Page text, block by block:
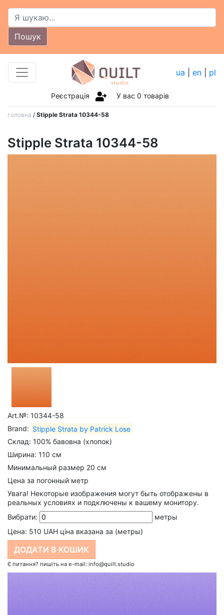
Пошук
ua en pl
Реєстрація У вас 0 товарів
головна / Stipple Strata 10344-58
Stipple Strata 10344-58
Art.№: 10344-58
Brand: Stipple Strata by Patrick Lose
Склад: 100% бавовна (хлопок)
Ширина: 110 см
Минимальный размер 20 см
Цена за погонный метр
Увага! Некоторые изображения могут быть отображены в
реальных условиях и подключены к вашему монитору.
Вибрати:
метры
Цена: 510 UAH ціна вказана за (метры)
Є питання? пишіть на e-mail: info@quilt.studio